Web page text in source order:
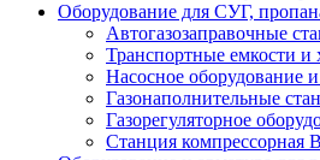
Оборудование для СУГ,
Автогазозаправочные
Транспортные емкости
Насосное оборудование
Газонаполнительные
Газорегуляторное
Станция компрессорная